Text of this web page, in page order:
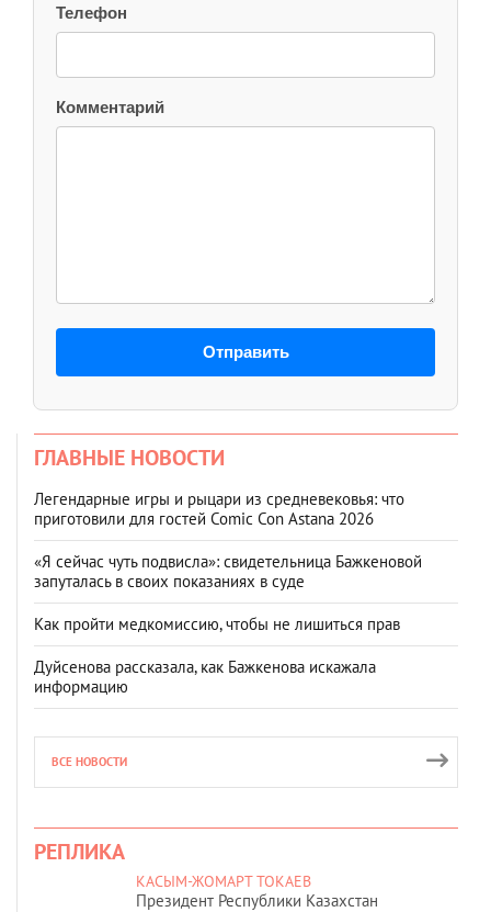
Телефон
Комментарий
Отправить
ГЛАВНЫЕ НОВОСТИ
Легендарные игры и рыцари из средневековья: что
приготовили для гостей Comic Con Astana 2026
«Я сейчас чуть подвисла»: свидетельница Бажкеновой
запуталась в своих показаниях в суде
Как пройти медкомиссию, чтобы не лишиться прав
Дуйсенова рассказала, как Бажкенова искажала
информацию
ВСЕ НОВОСТИ
РЕПЛИКА
КАСЫМ-ЖОМАРТ ТОКАЕВ
Президент Республики Казахстан